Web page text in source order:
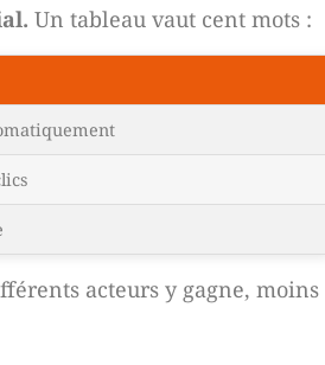
Un tableau vaut cent mots :
acteurs y gagne, moins